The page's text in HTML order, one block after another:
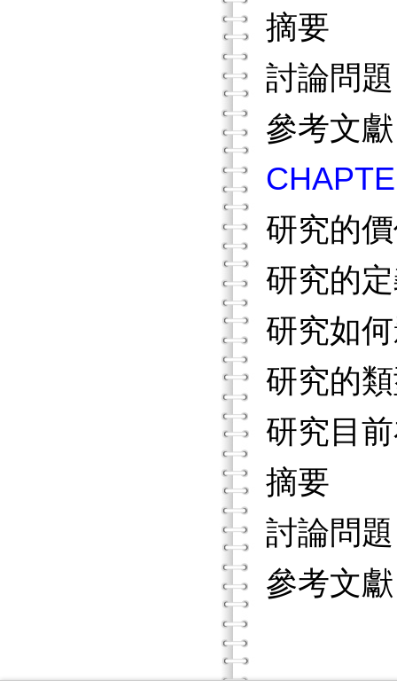
摘要
討論問
參考文
研究的
研究的
研究如
研究的
研究目
摘要
討論問
參考文獻